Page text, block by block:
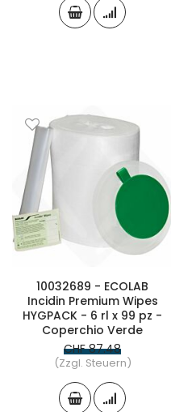
10032689 - ECOLAB
Incidin Premium Wipes
HYGPACK - 6 rl x 99 pz -
Coperchio Verde
CHF 87.48
(Zzgl. Steuern)